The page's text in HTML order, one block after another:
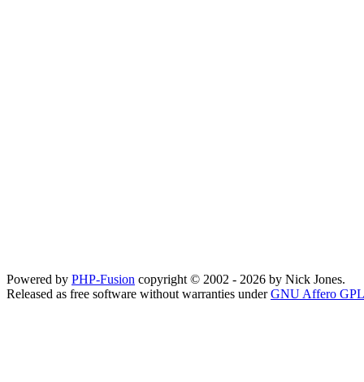
Powered by PHP-Fusion copyright © 2002 - 2026 by Nick Jones.
Released as free software without warranties underGNU Affero GPL